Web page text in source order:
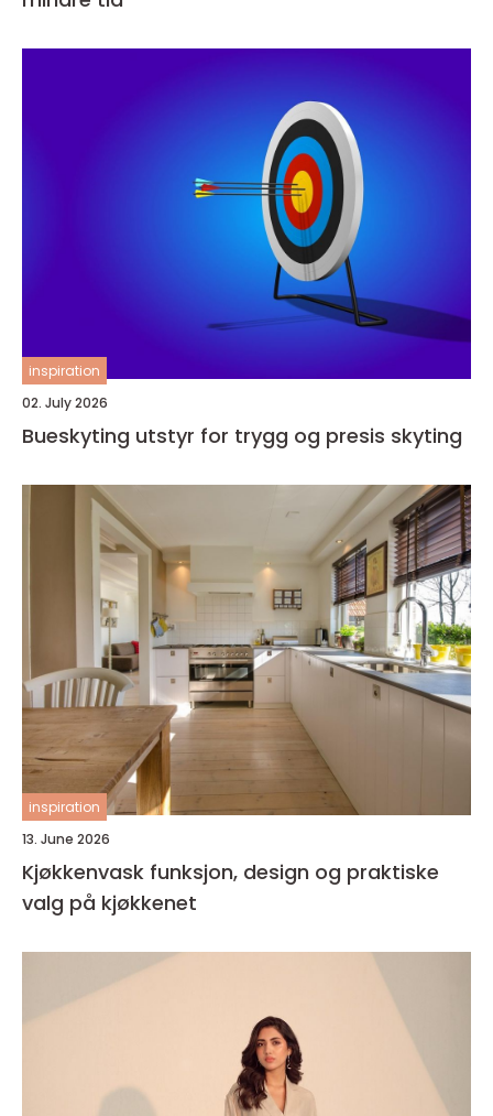
inspiration
02. July 2026
Bueskyting utstyr for trygg og presis skyting
inspiration
13. June 2026
Kjøkkenvask funksjon, design og praktiske
valg på kjøkkenet